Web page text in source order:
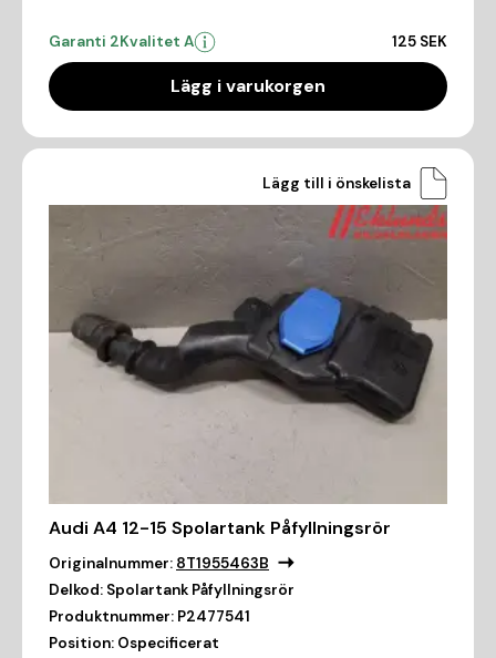
Garanti 2Kvalitet A 125 SEK
Lägg i varukorgen
Lägg till i önskelista
Audi A4 12-15 Spolartank Påfyllningsrör
Originalnummer: 8T1955463B
Delkod: Spolartank Påfyllningsrör
Produktnummer: P2477541
Position: Ospecificerat